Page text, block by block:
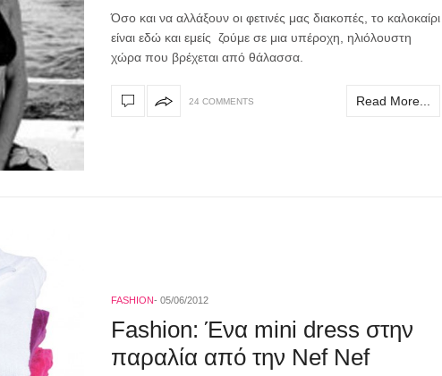
Όσο και να αλλάξουν οι φετινές μας διακοπές, το καλοκαίρι
είναι εδώ και εμείς ζούμε σε μια υπέροχη, ηλιόλουστη
χώρα που βρέχεται από θάλασσα.
24 COMMENTS Read More...
FASHION 05/06/2012
Fashion: Ένα mini dress στην
παραλία από την Nef Nef